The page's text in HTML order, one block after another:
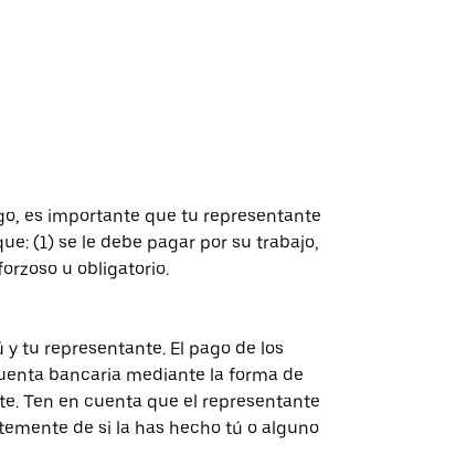
es importante que tu representante
(1) se le debe pagar por su trabajo,
u obligatorio.
tu representante. El pago de los
bancaria mediante la forma de
Ten en cuenta que el representante
de si la has hecho tú o alguno